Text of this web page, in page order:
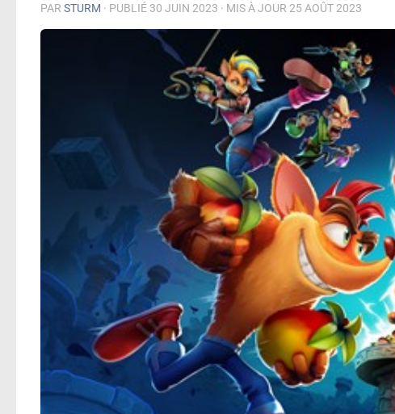
PAR STURM · PUBLIÉ 30 JUIN 2023 · MIS À JOUR 25 AOÛT 2023